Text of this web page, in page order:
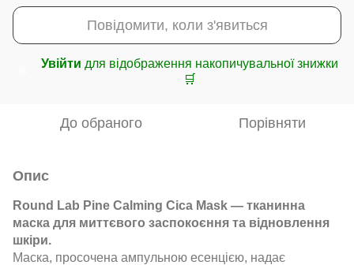
Повідомити, коли з'явиться
Увійти для відображення накопичувальної знижки
🛒
До обраного Порівняти
Опис
Round Lab Pine Calming Cica Mask — тканинна
маска для миттєвого заспокоєння та відновлення
шкіри.
Маска, просочена ампульною есенцією, надає